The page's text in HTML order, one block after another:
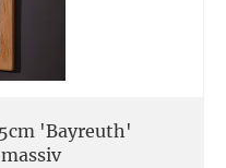
'Bayreuth'